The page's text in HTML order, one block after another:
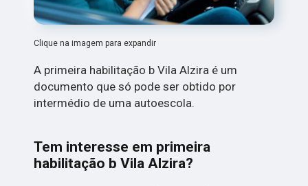
Clique na imagem para expandir
A primeira habilitação b Vila Alzira é um
documento que só pode ser obtido por
intermédio de uma autoescola.
Tem interesse em primeira
habilitação b Vila Alzira?